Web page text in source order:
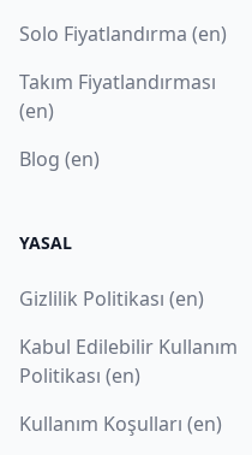
Solo Fiyatlandırma (en)
Takım Fiyatlandırması
(en)
Blog (en)
YASAL
Gizlilik Politikası (en)
Kabul Edilebilir Kullanım
Politikası (en)
Kullanım Koşulları (en)